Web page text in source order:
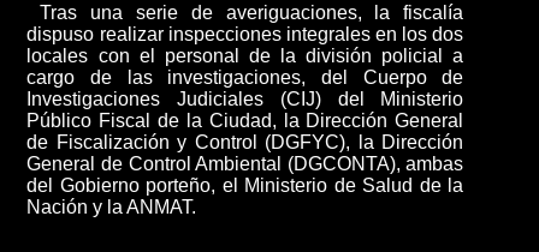
Tras una serie de averiguaciones, la fiscalía
dispuso realizar inspecciones integrales en los dos
locales con el personal de la división policial a
cargo de las investigaciones, del Cuerpo de
Investigaciones Judiciales (CIJ) del Ministerio
Público Fiscal de la Ciudad, la Dirección General
de Fiscalización y Control (DGFYC), la Dirección
General de Control Ambiental (DGCONTA), ambas
del Gobierno porteño, el Ministerio de Salud de la
Nación y la ANMAT.